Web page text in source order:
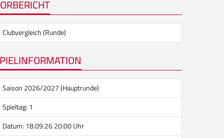
Clubvergleich (Runde)
Saison 2026/2027 (Hauptrunde)
Spieltag: 1
Datum: 18.09.26 20:00 Uhr